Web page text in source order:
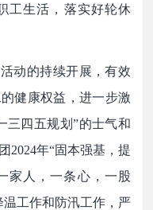
工生活，落实好轮休
动的持续开展，有效
健康权益，进一步激
三四五规划”的士气和
2024年“固本强基，提
家人，一条心，一股
工作和防汛工作，严